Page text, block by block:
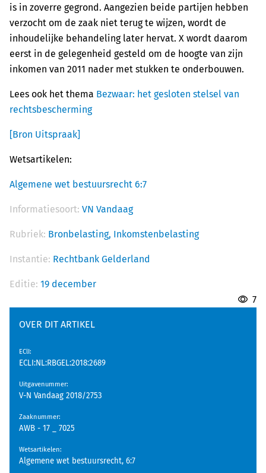
is in zoverre gegrond. Aangezien beide partijen hebben
verzocht om de zaak niet terug te wijzen, wordt de
inhoudelijke behandeling later hervat. X wordt daarom
eerst in de gelegenheid gesteld om de hoogte van zijn
inkomen van 2011 nader met stukken te onderbouwen.
Lees ook het thema Bezwaar: het gesloten stelsel van
rechtsbescherming
[Bron Uitspraak]
Wetsartikelen:
Algemene wet bestuursrecht 6:7
Informatiesoort: VN Vandaag
Rubriek: Bronbelasting, Inkomstenbelasting
Instantie: Rechtbank Gelderland
Editie: 19 december
7
OVER DIT ARTIKEL
EClI:
ECLI:NL:RBGEL:2018:2689
Uitgavenummer:
V-N Vandaag 2018/2753
Zaaknummer:
AWB - 17 _ 7025
Wetsartikelen:
Algemene wet bestuursrecht, 6:7